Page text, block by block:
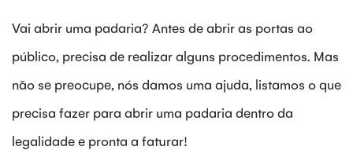
Vai abrir uma padaria? Antes de abrir as portas ao
público, precisa de realizar alguns procedimentos. Mas
não se preocupe, nós damos uma ajuda, listamos o que
precisa fazer para abrir uma padaria dentro da
legalidade e pronta a faturar!